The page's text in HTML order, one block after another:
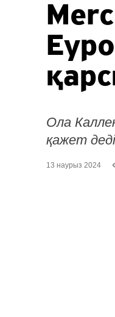
Ола
қажет
13 наурыз 2024